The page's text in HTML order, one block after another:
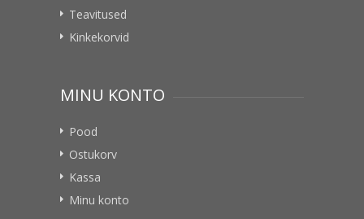
Teavitused
Kinkekorvid
MINU KONTO
Pood
Ostukorv
Kassa
Minu konto